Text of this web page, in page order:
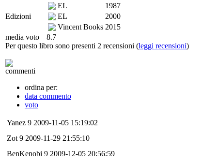
Edizioni
EL
1987
EL
2000
Vincent Books 2015
media voto
8.7
Per questo libro sono presenti 2 recensioni (leggi recensioni)
commenti
ordina per:
data commento
voto
Yanez 9 2009-11-05 15:19:02
Zot 9 2009-11-29 21:55:10
BenKenobi 9 2009-12-05 20:56:59